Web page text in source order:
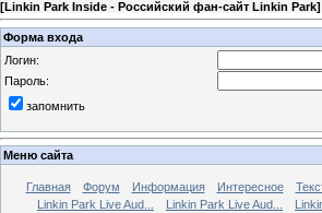
[Linkin Park Inside - Российский фан-сайт Linkin Park]
Форма входа
Логин:
Пароль:
запомнить
Меню сайта
Главная Форум Информация Интересное
Linkin Park Live Aud...
Linkin Park Live Aud...